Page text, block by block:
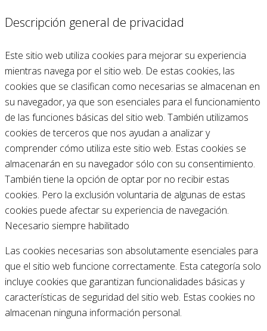
Descripción general de privacidad
Este sitio web utiliza cookies para mejorar su experiencia
mientras navega por el sitio web. De estas cookies, las
cookies que se clasifican como necesarias se almacenan en
su navegador, ya que son esenciales para el funcionamiento
de las funciones básicas del sitio web. También utilizamos
cookies de terceros que nos ayudan a analizar y
comprender cómo utiliza este sitio web. Estas cookies se
almacenarán en su navegador sólo con su consentimiento.
También tiene la opción de optar por no recibir estas
cookies. Pero la exclusión voluntaria de algunas de estas
cookies puede afectar su experiencia de navegación.
Necesario siempre habilitado
Las cookies necesarias son absolutamente esenciales para
que el sitio web funcione correctamente. Esta categoría solo
incluye cookies que garantizan funcionalidades básicas y
características de seguridad del sitio web. Estas cookies no
almacenan ninguna información personal.